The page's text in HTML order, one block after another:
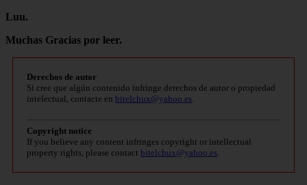
Luu.
Muchas Gracias por leer.
Derechos de autor
Si cree que algún contenido infringe derechos de autor o propiedad
intelectual, contacte en bitelchux@yahoo.es
Copyright notice
If you believe any content infringes copyright or intellectual
property rights, please contact bitelchux@yahoo.es